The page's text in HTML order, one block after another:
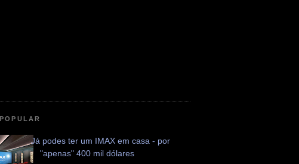
POPULAR
Já podes ter um IMAX em casa - por
"apenas" 400 mil dólares